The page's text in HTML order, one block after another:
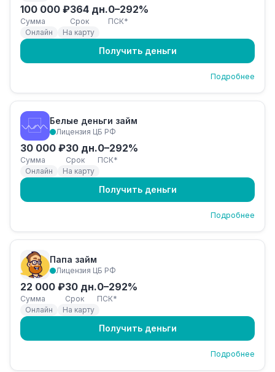
100 000 ₽
Сумма
364 дн.
Срок
0–292%
ПСК*
Онлайн
На карту
Получить деньги
Подробнее
Белые деньги займ
Лицензия ЦБ РФ
30 000 ₽
Сумма
30 дн.
Срок
0–292%
ПСК*
Онлайн
На карту
Получить деньги
Подробнее
Папа займ
Лицензия ЦБ РФ
22 000 ₽
Сумма
30 дн.
Срок
0–292%
ПСК*
Онлайн
На карту
Получить деньги
Подробнее